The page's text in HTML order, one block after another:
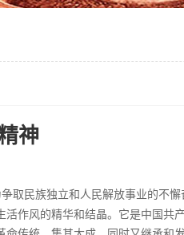
神
取民族独立和人民解放事业的不懈
作风的精华和结晶。它是中国共